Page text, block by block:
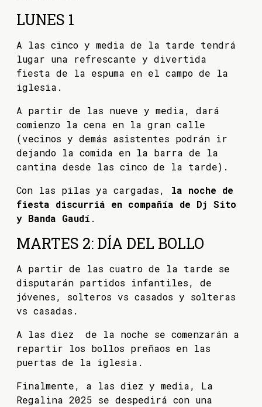
LUNES 1
A las cinco y media de la tarde tendrá
lugar una refrescante y divertida
fiesta de la espuma en el campo de la
iglesia.
A partir de las nueve y media, dará
comienzo la cena en la gran calle
(vecinos y demás asistentes podrán ir
dejando la comida en la barra de la
cantina desde las cinco de la tarde).
Con las pilas ya cargadas, la noche de
fiesta discurriá en compañía de Dj Sito
y Banda Gaudí .
MARTES 2: DÍA DEL BOLLO
A partir de las cuatro de la tarde se
disputarán partidos infantiles, de
jóvenes, solteros vs casados y solteras
vs casadas.
A las diez de la noche se comenzarán a
repartir los bollos preñaos en las
puertas de la iglesia.
Finalmente, a las diez y media, La
Regalina 2025 se despedirá con una